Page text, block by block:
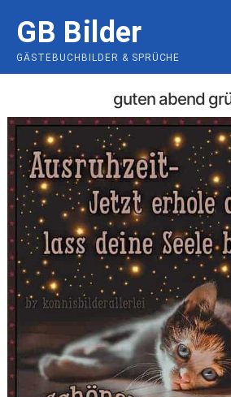
content
GB Bilder
GÄSTEBUCHBILDER & SPRÜCHE
guten abend